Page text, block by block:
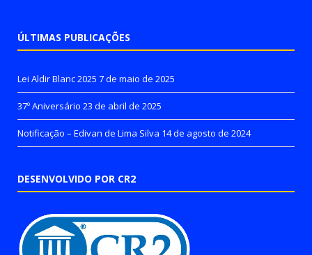
ÚLTIMAS PUBLICAÇÕES
Lei Aldir Blanc 2025 7 de maio de 2025
37º Aniversário 23 de abril de 2025
Notificação – Edivan de Lima Silva 14 de agosto de 2024
DESENVOLVIDO POR CR2